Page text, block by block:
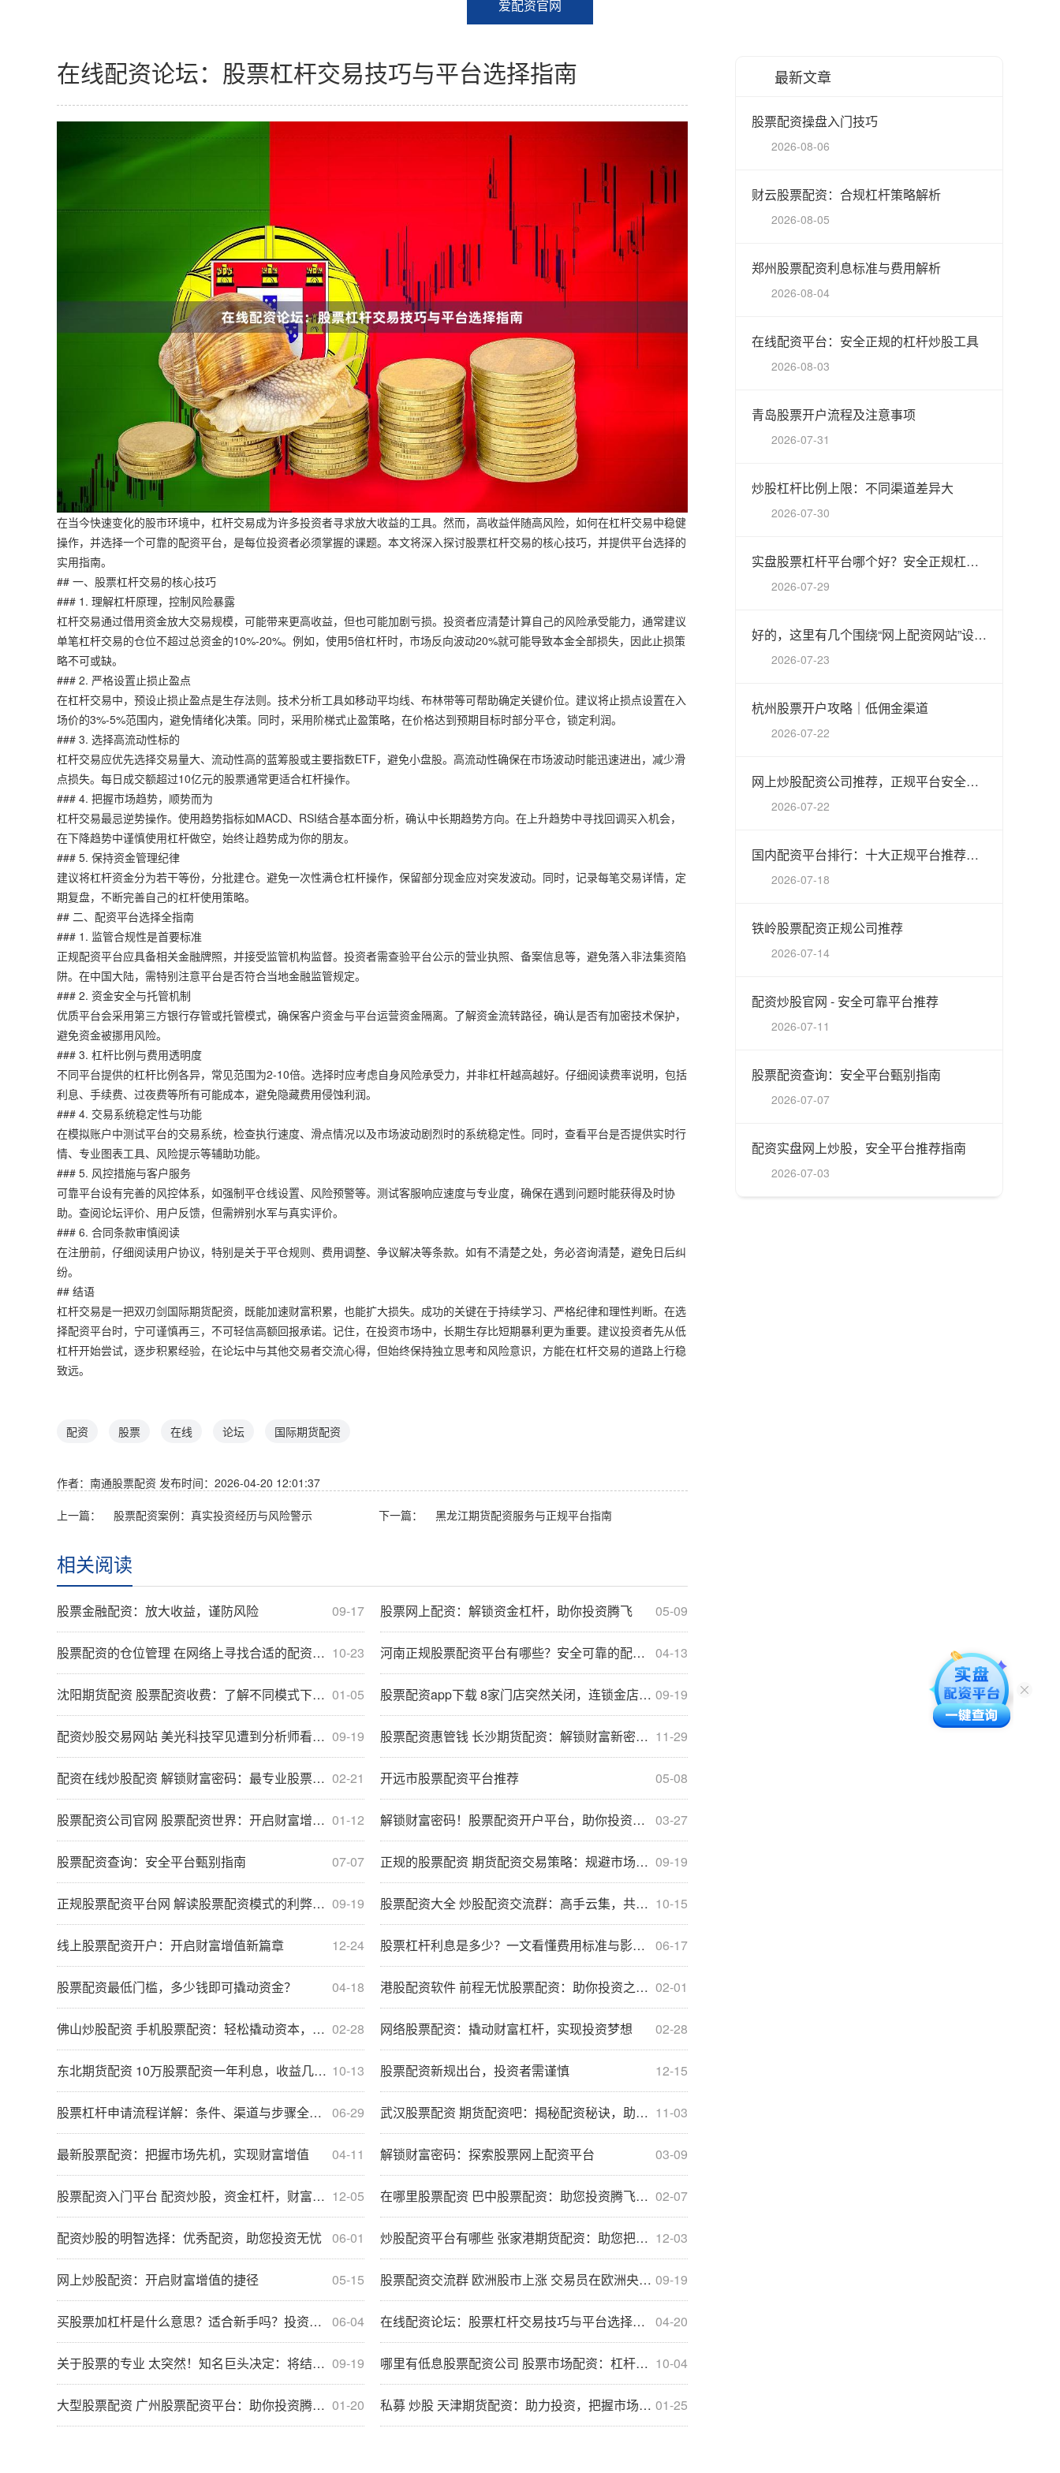
爱配资官网
在线配资论坛：股票杠杆交易技巧与平台选择指南
在当今快速变化的股市环境中，杠杆交易成为许多投资者寻求放大收益的工具。然而，高收益伴随高风险，如何在杠杆交易中稳健
操作，并选择一个可靠的配资平台，是每位投资者必须掌握的课题。本文将深入探讨股票杠杆交易的核心技巧，并提供平台选择的
实用指南。
## 一、股票杠杆交易的核心技巧
### 1. 理解杠杆原理，控制风险暴露
杠杆交易通过借用资金放大交易规模，可能带来更高收益，但也可能加剧亏损。投资者应清楚计算自己的风险承受能力，通常建议
单笔杠杆交易的仓位不超过总资金的10%-20%。例如，使用5倍杠杆时，市场反向波动20%就可能导致本金全部损失，因此止损策
略不可或缺。
### 2. 严格设置止损止盈点
在杠杆交易中，预设止损止盈点是生存法则。技术分析工具如移动平均线、布林带等可帮助确定关键价位。建议将止损点设置在入
场价的3%-5%范围内，避免情绪化决策。同时，采用阶梯式止盈策略，在价格达到预期目标时部分平仓，锁定利润。
### 3. 选择高流动性标的
杠杆交易应优先选择交易量大、流动性高的蓝筹股或主要指数ETF，避免小盘股。高流动性确保在市场波动时能迅速进出，减少滑
点损失。每日成交额超过10亿元的股票通常更适合杠杆操作。
### 4. 把握市场趋势，顺势而为
杠杆交易最忌逆势操作。使用趋势指标如MACD、RSI结合基本面分析，确认中长期趋势方向。在上升趋势中寻找回调买入机会，
在下降趋势中谨慎使用杠杆做空，始终让趋势成为你的朋友。
### 5. 保持资金管理纪律
建议将杠杆资金分为若干等份，分批建仓。避免一次性满仓杠杆操作，保留部分现金应对突发波动。同时，记录每笔交易详情，定
期复盘，不断完善自己的杠杆使用策略。
## 二、配资平台选择全指南
### 1. 监管合规性是首要标准
正规配资平台应具备相关金融牌照，并接受监管机构监督。投资者需查验平台公示的营业执照、备案信息等，避免落入非法集资陷
阱。在中国大陆，需特别注意平台是否符合当地金融监管规定。
### 2. 资金安全与托管机制
优质平台会采用第三方银行存管或托管模式，确保客户资金与平台运营资金隔离。了解资金流转路径，确认是否有加密技术保护，
避免资金被挪用风险。
### 3. 杠杆比例与费用透明度
不同平台提供的杠杆比例各异，常见范围为2-10倍。选择时应考虑自身风险承受力，并非杠杆越高越好。仔细阅读费率说明，包括
利息、手续费、过夜费等所有可能成本，避免隐藏费用侵蚀利润。
### 4. 交易系统稳定性与功能
在模拟账户中测试平台的交易系统，检查执行速度、滑点情况以及市场波动剧烈时的系统稳定性。同时，查看平台是否提供实时行
情、专业图表工具、风险提示等辅助功能。
### 5. 风控措施与客户服务
可靠平台设有完善的风控体系，如强制平仓线设置、风险预警等。测试客服响应速度与专业度，确保在遇到问题时能获得及时协
助。查阅论坛评价、用户反馈，但需辨别水军与真实评价。
### 6. 合同条款审慎阅读
在注册前，仔细阅读用户协议，特别是关于平仓规则、费用调整、争议解决等条款。如有不清楚之处，务必咨询清楚，避免日后纠
纷。
## 结语
杠杆交易是一把双刃剑国际期货配资，既能加速财富积累，也能扩大损失。成功的关键在于持续学习、严格纪律和理性判断。在选
择配资平台时，宁可谨慎再三，不可轻信高额回报承诺。记住，在投资市场中，长期生存比短期暴利更为重要。建议投资者先从低
杠杆开始尝试，逐步积累经验，在论坛中与其他交易者交流心得，但始终保持独立思考和风险意识，方能在杠杆交易的道路上行稳
致远。
配资 股票 在线 论坛 国际期货配资
作者：南通股票配资 发布时间：2026-04-20 12:01:37
上一篇： 股票配资案例：真实投资经历与风险警示 下一篇： 黑龙江期货配资服务与正规平台指南
相关阅读
09-17
股票金融配资：放大收益，谨防风险 05-09
股票网上配资：解锁资金杠杆，助你投资腾飞
10-23
股票配资的仓位管理 在网络上寻找合适的配资平台：五大关键点 04-13
河南正规股票配资平台有哪些？安全可靠的配资公司推荐
01-05
沈阳期货配资 股票配资收费：了解不同模式下的费用 09-19
股票配资app下载 8家门店突然关闭，连锁金店爆雷！承诺收益14%，推销主要选老人，有员工也投了100多万元
09-19
配资炒股交易网站 美光科技罕见遭到分析师看跌 BNPP Exane警告该公司面临产能过剩 11-29
股票配资惠管钱 长沙期货配资：解锁财富新密码，助您投资腾飞
02-21
配资在线炒股配资 解锁财富密码：最专业股票配资平台助你掘金 05-08
开远市股票配资平台推荐
01-12
股票配资公司官网 股票配资世界：开启财富增长的全新篇章 03-27
解锁财富密码！股票配资开户平台，助你投资无忧
07-07
股票配资查询：安全平台甄别指南 09-19
正规的股票配资 期货配资交易策略：规避市场波动
09-19
正规股票配资平台网 解读股票配资模式的利弊与风险 10-15
股票配资大全 炒股配资交流群：高手云集，共话股市风云
12-24
线上股票配资开户：开启财富增值新篇章 06-17
股票杠杆利息是多少？一文看懂费用标准与影响因素
04-18
股票配资最低门槛，多少钱即可撬动资金？ 02-01
港股配资软件 前程无忧股票配资：助你投资之路一臂之力
02-28
佛山炒股配资 手机股票配资：轻松撬动资本，把握投资先机 02-28
网络股票配资：撬动财富杠杆，实现投资梦想
10-13
东北期货配资 10万股票配资一年利息，收益几何？ 12-15
股票配资新规出台，投资者需谨慎
06-29
股票杠杆申请流程详解：条件、渠道与步骤全解析 11-03
武汉股票配资 期货配资吧：揭秘配资秘诀，助力交易成功
04-11
最新股票配资：把握市场先机，实现财富增值 03-09
解锁财富密码：探索股票网上配资平台
12-05
股票配资入门平台 配资炒股，资金杠杆，财富增值，轻松操作 02-07
在哪里股票配资 巴中股票配资：助您投资腾飞，稳健获利
06-01
配资炒股的明智选择：优秀配资，助您投资无忧 12-03
炒股配资平台有哪些 张家港期货配资：助您把握市场机遇，提升收益
05-15
网上炒股配资：开启财富增值的捷径 09-19
股票配资交流群 欧洲股市上涨 交易员在欧洲央行如期降息后等待美联储行动
06-04
买股票加杠杆是什么意思？适合新手吗？投资风险解析 04-20
在线配资论坛：股票杠杆交易技巧与平台选择指南
09-19
关于股票的专业 太突然！知名巨头决定：将结束“2029年前不能强制裁员”协议！CEO直言：蛋糕变小，但餐桌的客人却更多了 10-04
哪里有低息股票配资公司 股票市场配资：杠杆投资，风险与收益并存
01-20
大型股票配资 广州股票配资平台：助你投资腾飞，财富倍增 01-25
私募 炒股 天津期货配资：助力投资，把握市场先机
最新文章
股票配资操盘入门技巧
2026-08-06
财云股票配资：合规杠杆策略解析
2026-08-05
郑州股票配资利息标准与费用解析
2026-08-04
在线配资平台：安全正规的杠杆炒股工具
2026-08-03
青岛股票开户流程及注意事项
2026-07-31
炒股杠杆比例上限：不同渠道差异大
2026-07-30
实盘股票杠杆平台哪个好？安全正规杠杆炒股平台推荐
2026-07-29
好的，这里有几个围绕“网上配资网站”设计、符合百度收录规范的标题，均在以内：
2026-07-23
杭州股票开户攻略｜低佣金渠道
2026-07-22
网上炒股配资公司推荐，正规平台安全可靠
2026-07-22
国内配资平台排行：十大正规平台推荐（新）
2026-07-18
铁岭股票配资正规公司推荐
2026-07-14
配资炒股官网 - 安全可靠平台推荐
2026-07-11
股票配资查询：安全平台甄别指南
2026-07-07
配资实盘网上炒股，安全平台推荐指南
2026-07-03